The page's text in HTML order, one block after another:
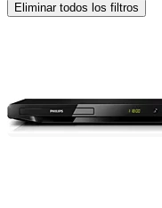
Eliminar todos los filtros